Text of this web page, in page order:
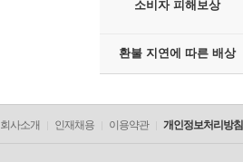
소비자 피해보상
환불 지연에 따른 배상
회사소개 인재채용 이용약관 개인정보처리방침